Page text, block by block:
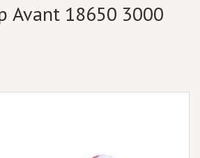
Avant 18650 3000